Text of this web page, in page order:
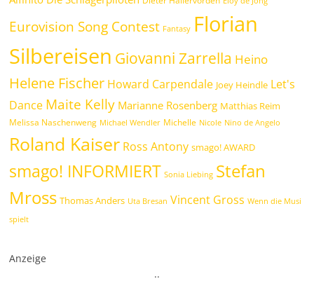
Eurovision Song Contest Fantasy Florian
Silbereisen Giovanni Zarrella Heino
Helene Fischer Howard Carpendale Joey Heindle Let's
Dance Maite Kelly Marianne Rosenberg Matthias Reim
Melissa Naschenweng Michael Wendler Michelle Nicole Nino de Angelo
Roland Kaiser Ross Antony smago! AWARD
smago! INFORMIERT Sonia Liebing Stefan
Mross Thomas Anders Uta Bresan Vincent Gross Wenn die Musi
spielt
Anzeige
..